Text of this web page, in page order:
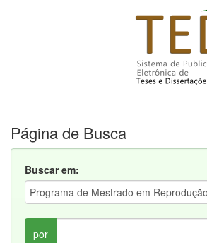
Página de Busca
Buscar em:
por